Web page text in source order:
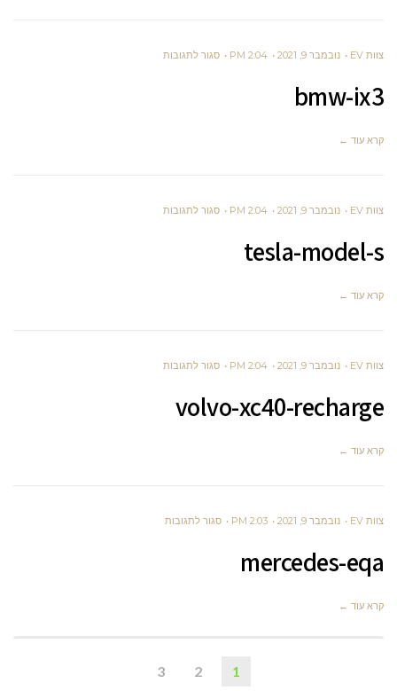
צוות EV נובמבר 9, 2021 2:04 PM סגור לתגובותעל
bmw-ix3
קרא עוד ←
צוות EV נובמבר 9, 2021 2:04 PM סגור לתגובותעל
tesla-model-s
קרא עוד ←
צוות EV נובמבר 9, 2021 2:04 PM סגור לתגובותעל
volvo-xc40-recharge
קרא עוד ←
צוות EV נובמבר 9, 2021 2:03 PM סגור לתגובותעל
mercedes-eqa
קרא עוד ←
1
2
3